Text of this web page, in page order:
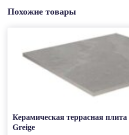
Похожие товары
Керамическая террасная
Greige